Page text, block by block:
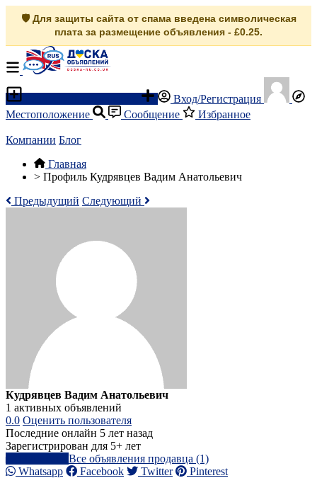
🛡️ Для защиты сайта от спама введена символическая
плата за размещение объявления - £0.25.
Вход/Регистрация
Местоположение
Сообщение Избранное
Компании Блог
Главная
> Профиль Кудрявцев Вадим Анатольевич
Предыдущий Следующий
Кудрявцев Вадим Анатольевич
1 активных объявлений
0.0 Оценить пользователя
Последние онлайн 5 лет назад
Зарегистрирован для 5+ лет
Все объявления продавца (1)
Whatsapp
Facebook Twitter Pinterest